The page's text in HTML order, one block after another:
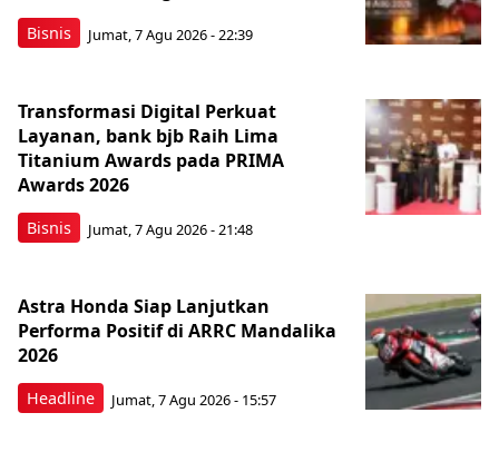
Bisnis Jumat, 7 Agu 2026 - 22:39
Bisnis
Transformasi Digital Perkuat
Layanan, bank bjb Raih Lima
Titanium Awards pada PRIMA
Awards 2026
Jumat, 7 Agu 2026 - 21:48
Headline
Astra Honda Siap Lanjutkan
Performa Positif di ARRC Mandalika
2026
Jumat, 7 Agu 2026 - 15:57